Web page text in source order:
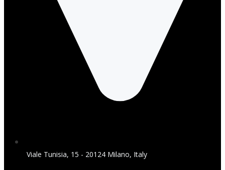
Viale Tunisia, 15 - 20124 Milano, Italy